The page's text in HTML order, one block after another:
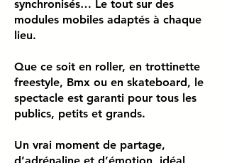
synchronisés… Le tout sur des
modules mobiles adaptés à chaque
lieu.
Que ce soit en roller, en trottinette
freestyle, Bmx ou en skateboard, le
spectacle est garanti pour tous les
publics, petits et grands.
Un vrai moment de partage,